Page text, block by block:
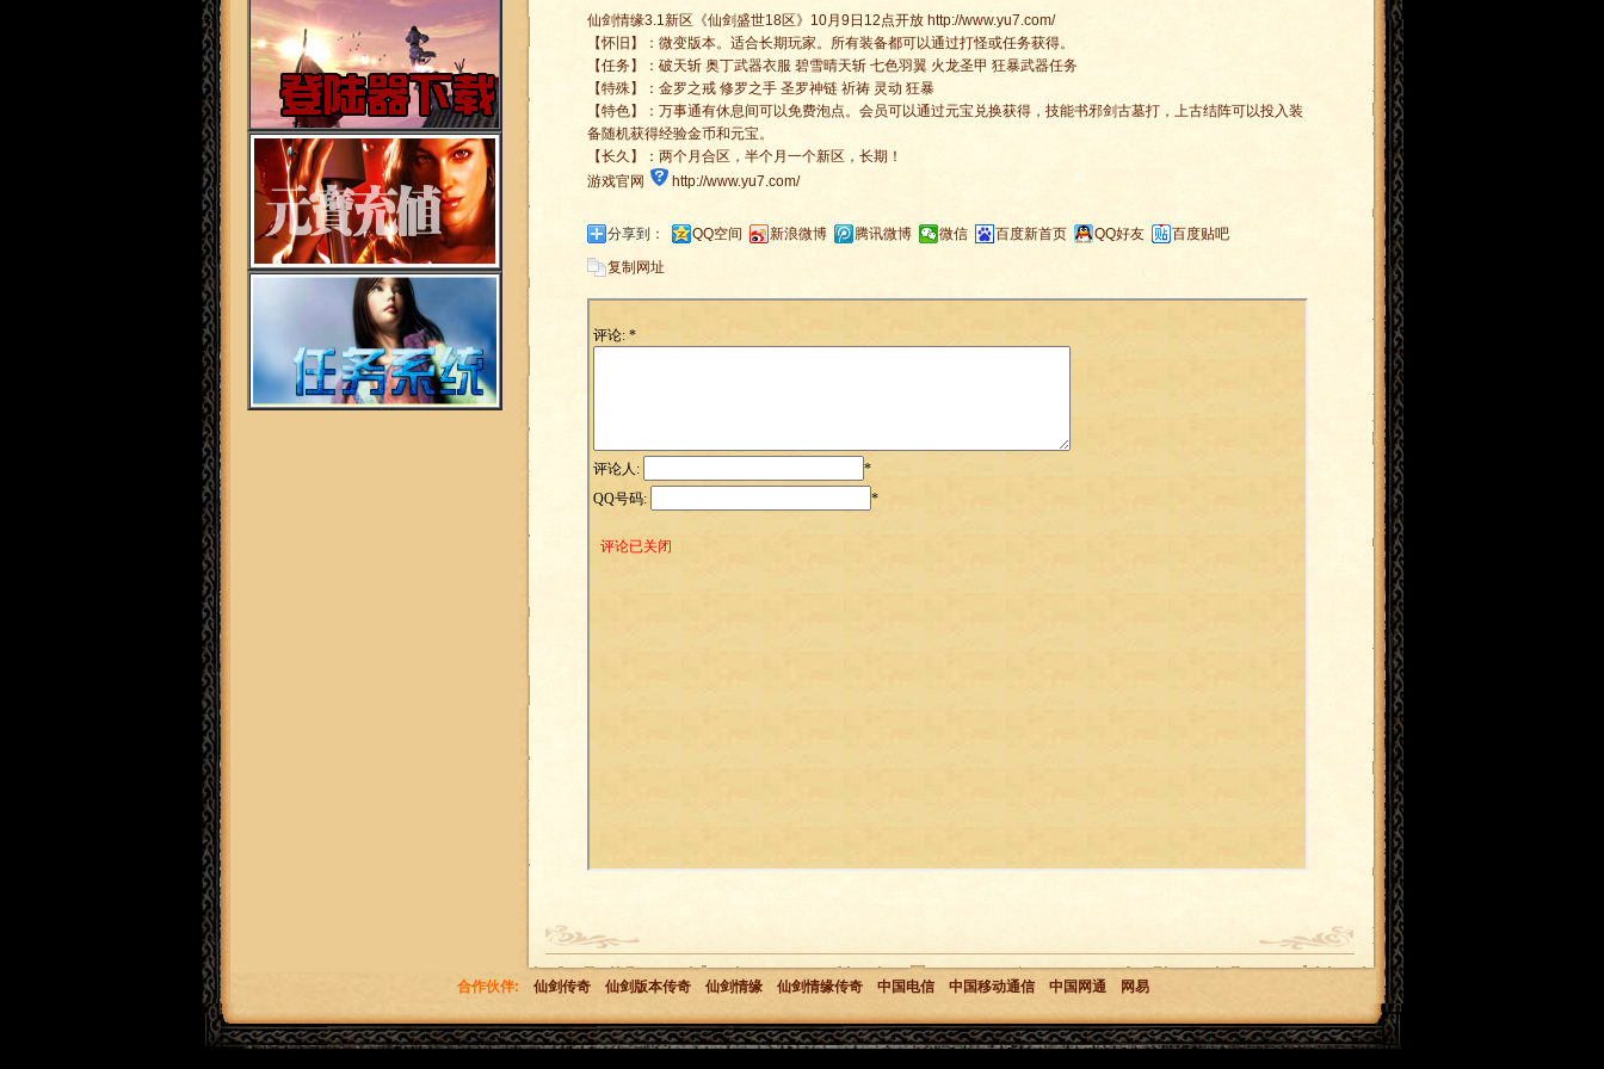
仙剑情缘3.1新区《仙剑盛世18区》10月9日12点开放 http://www.yu7.com/
【怀旧】：微变版本。适合长期玩家。所有装备都可以通过打怪或任务获得。
【任务】：破天斩 奥丁武器衣服 碧雪晴天斩 七色羽翼 火龙圣甲 狂暴武器任务
【特殊】：金罗之戒 修罗之手 圣罗神链 祈祷 灵动 狂暴
【特色】：万事通有休息间可以免费泡点。会员可以通过元宝兑换获得，技能书邪剑古墓打，上古结阵可以投入装
备随机获得经验金币和元宝。
【长久】：两个月合区，半个月一个新区，长期！
游戏官网
http://www.yu7.com/
分享到： QQ空间 新浪微博 腾讯微博 微信 百度新首页 QQ好友
百度贴吧
复制网址
合作伙伴: 仙剑传奇 仙剑版本传奇 仙剑情缘 仙剑情缘传奇 中国电信 中国移动通信 中国网通 网易